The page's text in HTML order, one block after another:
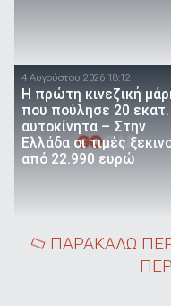
4 Αυγούστου 2026 18:12
Η πρώτη κινεζική
που πούλησε 20 εκατ.
αυτοκίνητα – Στην
Ελλάδα οι τιμές
από 22.990 ευρώ
ΠΑΡΑΚΑΛΩ